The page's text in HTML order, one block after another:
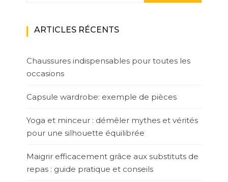
ARTICLES RÉCENTS
Chaussures indispensables pour toutes les
occasions
Capsule wardrobe: exemple de pièces
Yoga et minceur : démêler mythes et vérités
pour une silhouette équilibrée
Maigrir efficacement grâce aux substituts de
repas : guide pratique et conseils